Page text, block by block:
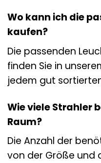
Wo kann ich die
kaufen?
Die passenden
finden Sie in
jedem gut
Wie viele Strahler
Raum?
Die Anzahl der
von der Größe und